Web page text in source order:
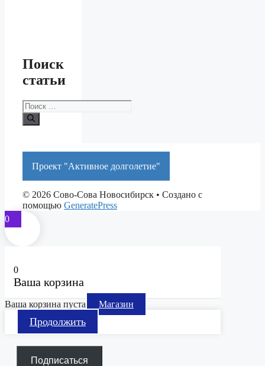
Поиск
статьи
Поиск:
Проект "Активное долголетие"
© 2026 Сово-Сова Новосибирск • Создано с
помощью GeneratePress
0
0
Ваша корзина
Ваша корзина пуста Магазин
Продолжить
Подписаться